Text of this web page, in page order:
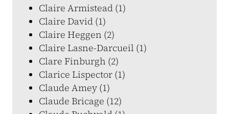
Claire Armistead (1)
Claire David (1)
Claire Heggen (2)
Claire Lasne-Darcueil (1)
Clare Finburgh (2)
Clarice Lispector (1)
Claude Amey (1)
Claude Bricage (12)